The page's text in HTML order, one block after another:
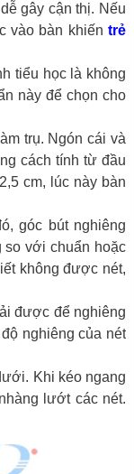
gây cận thị. Nếu
vào bàn khiến trẻ
tiểu học là không
này để chọn cho
trụ. Ngón cái và
cách tính từ đầu
cm, lúc này bàn
góc bút nghiêng
so với chuẩn hoặc
không được nét,
được để nghiêng
nghiêng của nét
Khi kéo ngang
lướt các nét.